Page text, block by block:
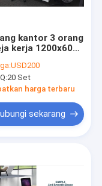
kantor 3 orang
kerja 1200x600
tabung baja
USD200
20 Set
harga terbaru
sekarang